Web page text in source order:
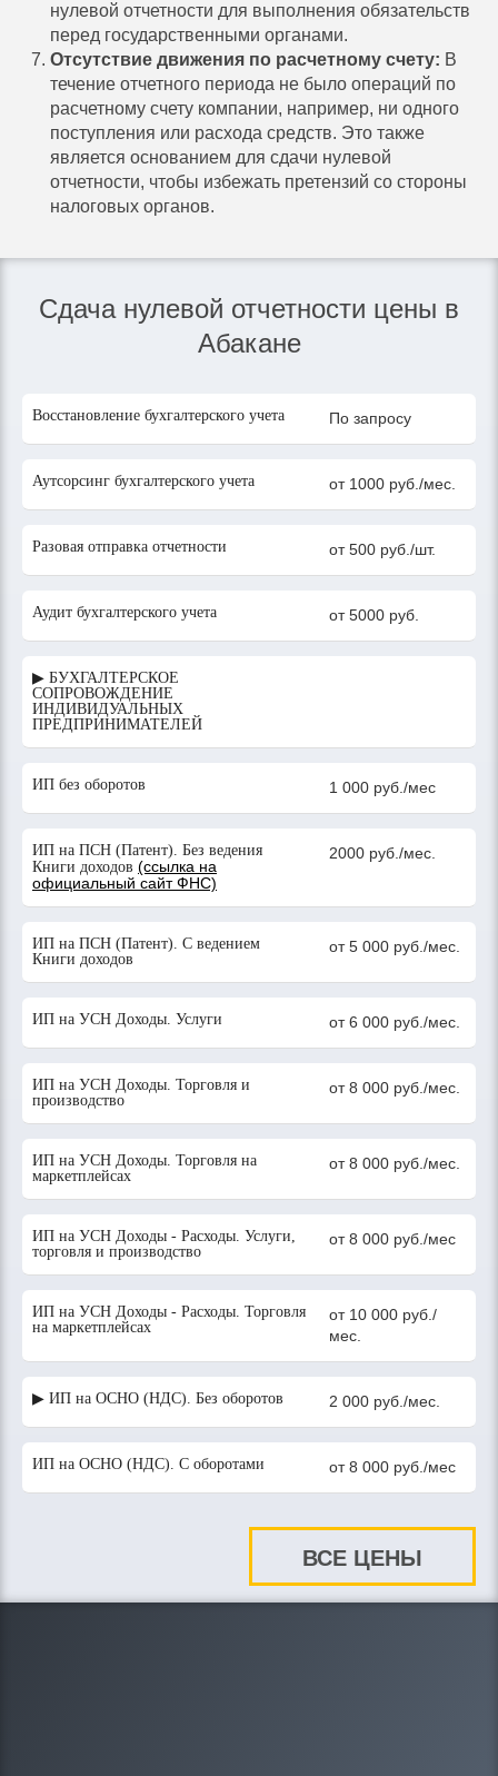
нулевой отчетности для выполнения обязательств
перед государственными органами.
Отсутствие движения по расчетному счету: В
течение отчетного периода не было операций по
расчетному счету компании, например, ни одного
поступления или расхода средств. Это также
является основанием для сдачи нулевой
отчетности, чтобы избежать претензий со стороны
налоговых органов.
Сдача нулевой отчетности цены в
Абакане
Восстановление бухгалтерского учета По запросу
Аутсорсинг бухгалтерского учета от 1000 руб./мес.
Разовая отправка отчетности от 500 руб./шт.
Аудит бухгалтерского учета от 5000 руб.
▶ БУХГАЛТЕРСКОЕ
СОПРОВОЖДЕНИЕ
ИНДИВИДУАЛЬНЫХ
ПРЕДПРИНИМАТЕЛЕЙ
ИП без оборотов 1 000 руб./мес
ИП на ПСН (Патент). Без ведения
Книги доходов (ссылка на
официальный сайт ФНС)
2000 руб./мес.
ИП на ПСН (Патент). С ведением
Книги доходов
от 5 000 руб./мес.
ИП на УСН Доходы. Услуги от 6 000 руб./мес.
ИП на УСН Доходы. Торговля и
производство
от 8 000 руб./мес.
ИП на УСН Доходы. Торговля на
маркетплейсах
от 8 000 руб./мес.
ИП на УСН Доходы - Расходы. Услуги,
торговля и производство
от 8 000 руб./мес
ИП на УСН Доходы - Расходы. Торговля
на маркетплейсах
от 10 000 руб./
мес.
▶ ИП на ОСНО (НДС). Без оборотов 2 000 руб./мес.
ИП на ОСНО (НДС). С оборотами от 8 000 руб./мес
ВСЕ ЦЕНЫ